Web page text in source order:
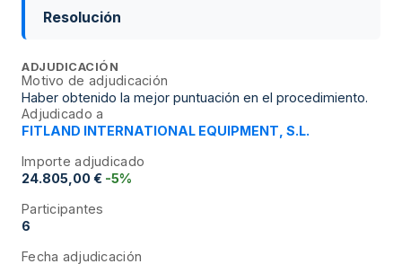
Resolución
ADJUDICACIÓN
Motivo de adjudicación
Haber obtenido la mejor puntuación en el procedimiento.
Adjudicado a
FITLAND INTERNATIONAL EQUIPMENT, S.L.
Importe adjudicado
24.805,00 € -5%
Participantes
6
Fecha adjudicación